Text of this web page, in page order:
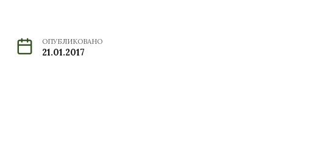
ОПУБЛИКОВАНО
21.01.2017